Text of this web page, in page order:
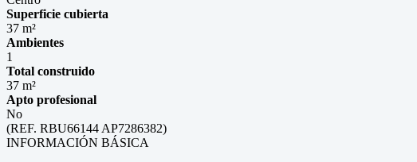
Superficie cubierta
37 m²
Ambientes
1
Total construido
37 m²
Apto profesional
No
(REF. RBU66144 AP7286382)
INFORMACIÓN BÁSICA